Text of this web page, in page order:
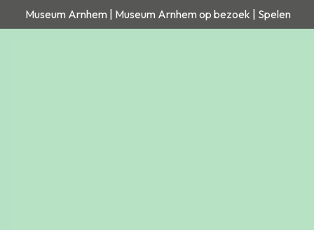
Museum Arnhem | Museum Arnhem op bezoek | Spelen